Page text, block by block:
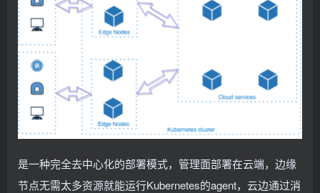
是一种完全去中心化的部署模式，管理面部署在云端，边缘
节点无需太多资源就能运行Kubernetes的agent，云边通过消